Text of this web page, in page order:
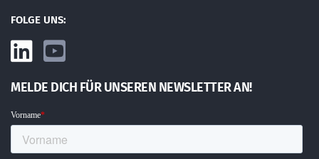
FOLGE UNS:
MELDE DICH FÜR UNSEREN NEWSLETTER AN!